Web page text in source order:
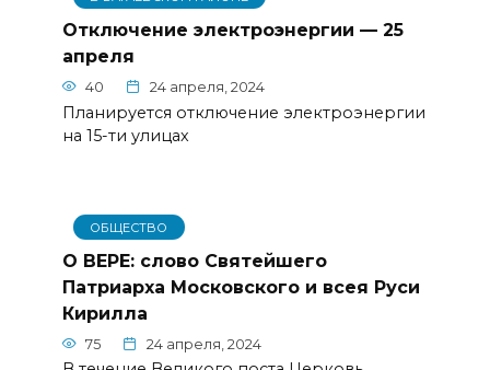
Отключение электроэнергии — 25
апреля
40 24 апреля, 2024
Планируется отключение электроэнергии
на 15-ти улицах
ОБЩЕСТВО
О ВЕРЕ: слово Святейшего
Патриарха Московского и всея Руси
Кирилла
75 24 апреля, 2024